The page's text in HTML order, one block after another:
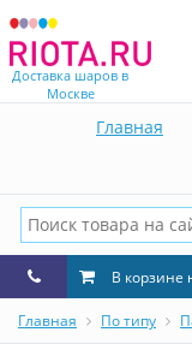
Доставка шаров в
Москве
Главная
В корзине
Главная По типу